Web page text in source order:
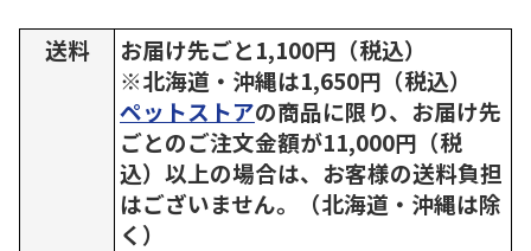
送料
お届け先ごと1,100円（税込）
※北海道・沖縄は1,650円（税込）
ペットストアの商品に限り、お届け先
ごとのご注文金額が11,000円（税
込）以上の場合は、お客様の送料負担
はございません。（北海道・沖縄は除
く）